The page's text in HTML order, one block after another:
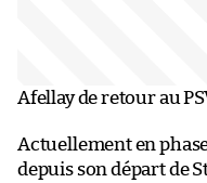
Afellay de retour au
Actuellement en
depuis son départ de